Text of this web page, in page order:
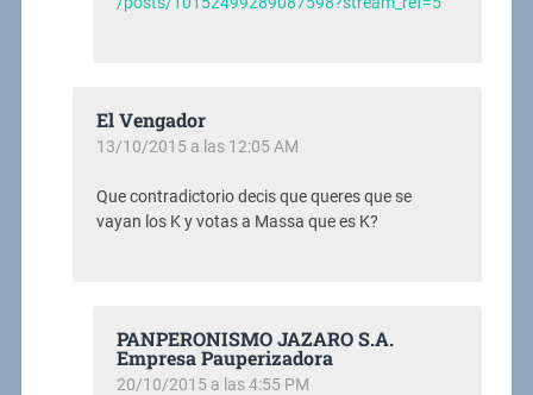
El Vengador
13/10/2015 a las 12:05 AM
Que contradictorio decis que queres que se
vayan los K y votas a Massa que es K?
PANPERONISMO JAZARO S.A.
Empresa Pauperizadora
20/10/2015 a las 4:55 PM